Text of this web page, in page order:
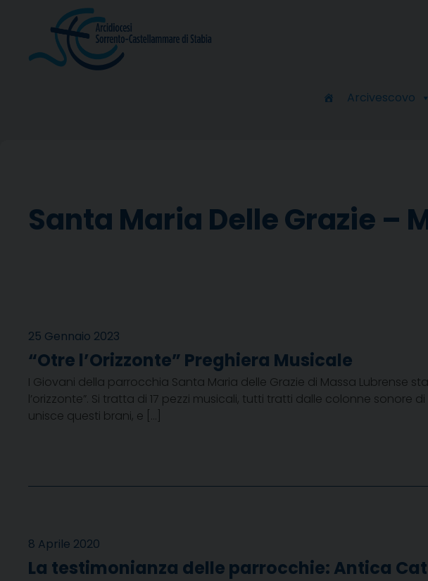
Arcivescovo
Santa Maria Delle Grazie –
25 Gennaio 2023
“Otre l’Orizzonte” Preghiera Musicale
I Giovani della parrocchia Santa Maria delle Grazie di Massa Lubrense
l’orizzonte”. Si tratta di 17 pezzi musicali, tutti tratti dalle colonne sonore
unisce questi brani, e […]
8 Aprile 2020
La testimonianza delle parrocchie: Antica